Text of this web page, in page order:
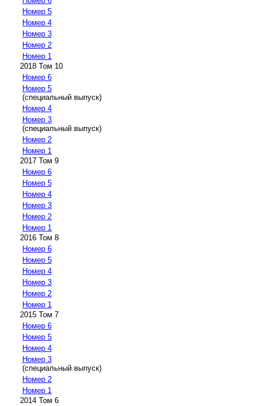
Номер 5
Номер 4
Номер 3
Номер 2
Номер 1
2018 Том 10
Номер 6
Номер 5
(специальный выпуск)
Номер 4
Номер 3
(специальный выпуск)
Номер 2
Номер 1
2017 Том 9
Номер 6
Номер 5
Номер 4
Номер 3
Номер 2
Номер 1
2016 Том 8
Номер 6
Номер 5
Номер 4
Номер 3
Номер 2
Номер 1
2015 Том 7
Номер 6
Номер 5
Номер 4
Номер 3
(специальный выпуск)
Номер 2
Номер 1
2014 Том 6